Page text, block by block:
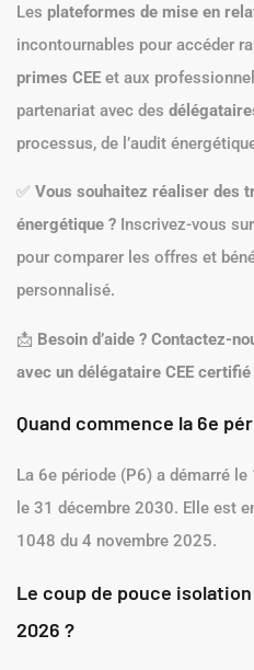
Les plateformes de mise en
incontournables pour accéder
primes CEE et aux
partenariat avec des
processus, de l’audit
✅ Vous souhaitez réaliser des
énergétique ? Inscrivez-vous
pour comparer les offres et
personnalisé.
📩 Besoin d’aide ? Contactez-
avec un délégataire CEE certifié
Quand commence la 6e
La 6e période (P6) a démarré
le 31 décembre 2030. Elle est
1048 du 4 novembre 2025.
Le coup de pouce
2026 ?